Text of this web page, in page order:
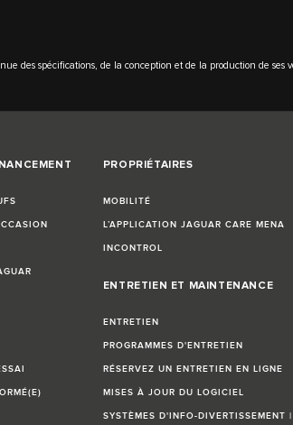
des spécifications, de la conception et de la production de ses
PROPRIÉTAIRES
MOBILITÉ
L’APPLICATION JAGUAR CARE MENA
INCONTROL
ENTRETIEN ET MAINTENANCE
ENTRETIEN
PROGRAMMES D'ENTRETIEN
RÉSERVEZ UN ENTRETIEN EN LIGNE
MISES À JOUR DU LOGICIEL
SYSTÈMES D'INFO-DIVERTISSEMENT